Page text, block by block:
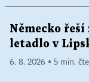
Německo
letadlo v
6. 8. 2026 ▪ 5 min.